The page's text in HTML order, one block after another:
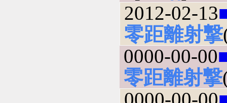
2012-02-13
零距離射撃
0000-00-00
零距離射撃